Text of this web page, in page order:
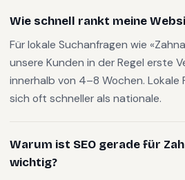
Wie schnell rankt meine
Für lokale Suchanfragen wie
unsere Kunden in der Regel erste
innerhalb von 4–8 Wochen. Lokale
sich oft schneller als nationale.
Warum ist SEO gerade für
wichtig?